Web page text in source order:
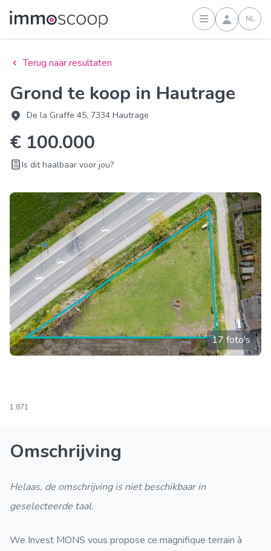
Inloggen
NL
Terug naar resultaten
Grond te koop in Hautrage
De la Graffe 45, 7334 Hautrage
€ 100.000
Is dit haalbaar voor jou?
17 foto's
1.871
Omschrijving
Helaas, de omschrijving is niet beschikbaar in
geselecteerde taal.
We Invest MONS vous propose ce magnifique terrain à